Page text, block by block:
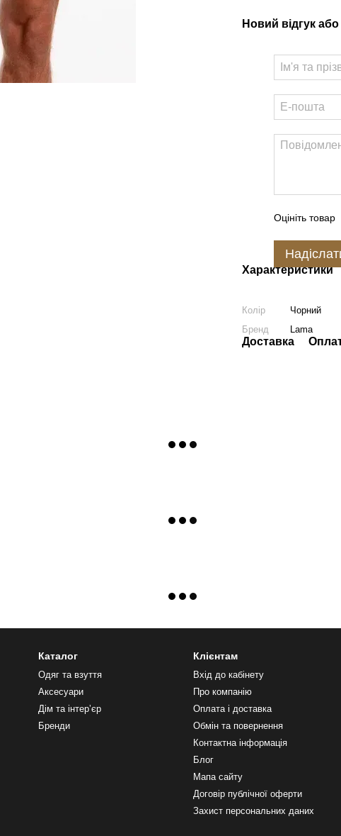
Новий відгук
Оцініть товар
Характеристики
Колір
Чорний
Бренд
Lama
Доставка
Каталог
Одяг та взуття
Аксесуари
Дім та інтерʼєр
Бренди
Клієнтам
Вхід до кабінету
Про компанію
Оплата і доставка
Обмін та повернення
Контактна інформація
Блог
Мапа сайту
Договір публічної оферти
Захист персональних даних